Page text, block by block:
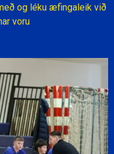
og léku æfingaleik við
voru